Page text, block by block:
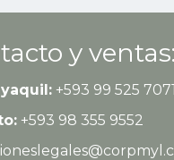
y ventas:
+593 99 525 7071
+593 98 355 9552